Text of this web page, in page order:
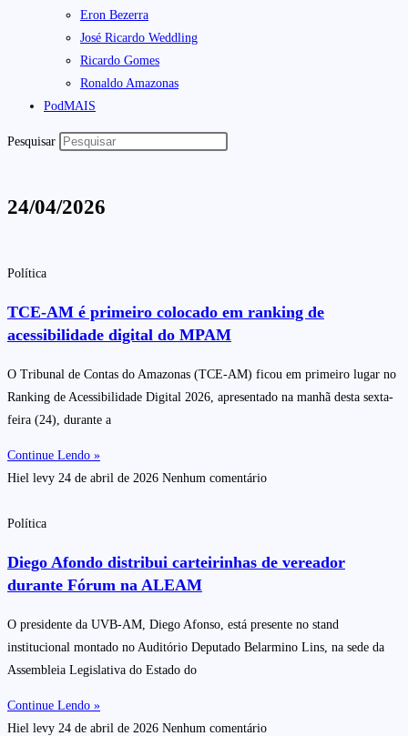
Eron Bezerra
José Ricardo Weddling
Ricardo Gomes
Ronaldo Amazonas
PodMAIS
Pesquisar
24/04/2026
Política
TCE-AM é primeiro colocado em ranking de
acessibilidade digital do MPAM
O Tribunal de Contas do Amazonas (TCE-AM) ficou em primeiro lugar no
Ranking de Acessibilidade Digital 2026, apresentado na manhã desta sexta-
feira (24), durante a
Continue Lendo »
Hiel levy 24 de abril de 2026 Nenhum comentário
Política
Diego Afondo distribui carteirinhas de vereador
durante Fórum na ALEAM
O presidente da UVB-AM, Diego Afonso, está presente no stand
institucional montado no Auditório Deputado Belarmino Lins, na sede da
Assembleia Legislativa do Estado do
Continue Lendo »
Hiel levy 24 de abril de 2026 Nenhum comentário